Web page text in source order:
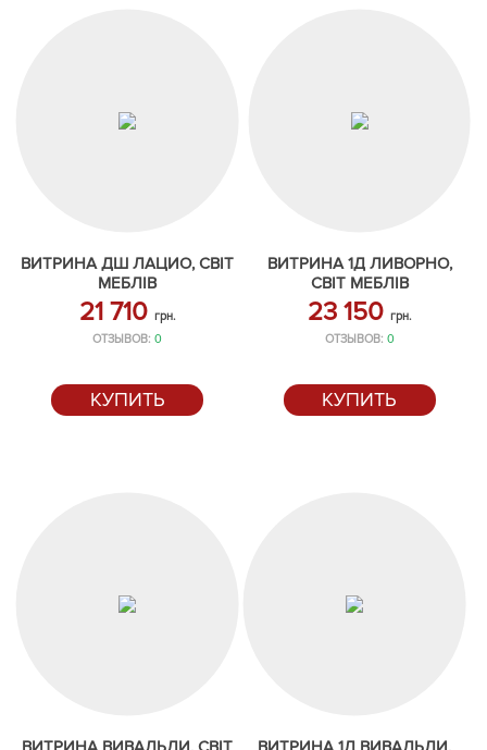
ВИТРИНА ДШ ЛАЦИО, СВІТ
МЕБЛІВ
21 710 грн.
ОТЗЫВОВ:0
КУПИТЬ
ВИТРИНА 1Д ЛИВОРНО,
СВІТ МЕБЛІВ
23 150 грн.
ОТЗЫВОВ: 0
КУПИТЬ